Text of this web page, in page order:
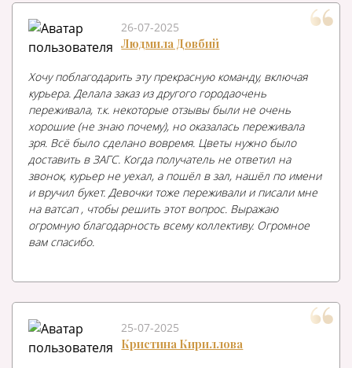
26-07-2025
Людмила Довбий
Хочу поблагодарить эту прекрасную команду, включая
курьера. Делала заказ из другого городаочень
переживала, т.к. некоторые отзывы были не очень
хорошие (не знаю почему), но оказалась переживала
зря. Всё было сделано вовремя. Цветы нужно было
доставить в ЗАГС. Когда получатель не ответил на
звонок, курьер не уехал, а пошёл в зал, нашёл по имени
и вручил букет. Девочки тоже переживали и писали мне
на ватсап , чтобы решить этот вопрос. Выражаю
огромную благодарность всему коллективу. Огромное
вам спасибо.
25-07-2025
Кристина Кириллова